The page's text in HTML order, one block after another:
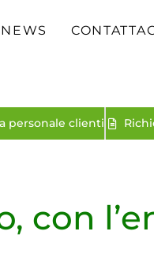
NEWS
personale clienti
con